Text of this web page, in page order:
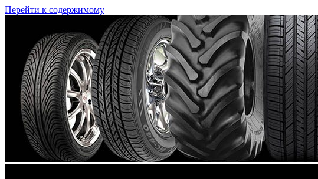
Перейти к содержимому